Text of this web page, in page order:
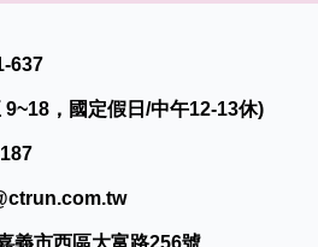
637
9~18，國定假日/中午12-13休)
義市西區大富路256號